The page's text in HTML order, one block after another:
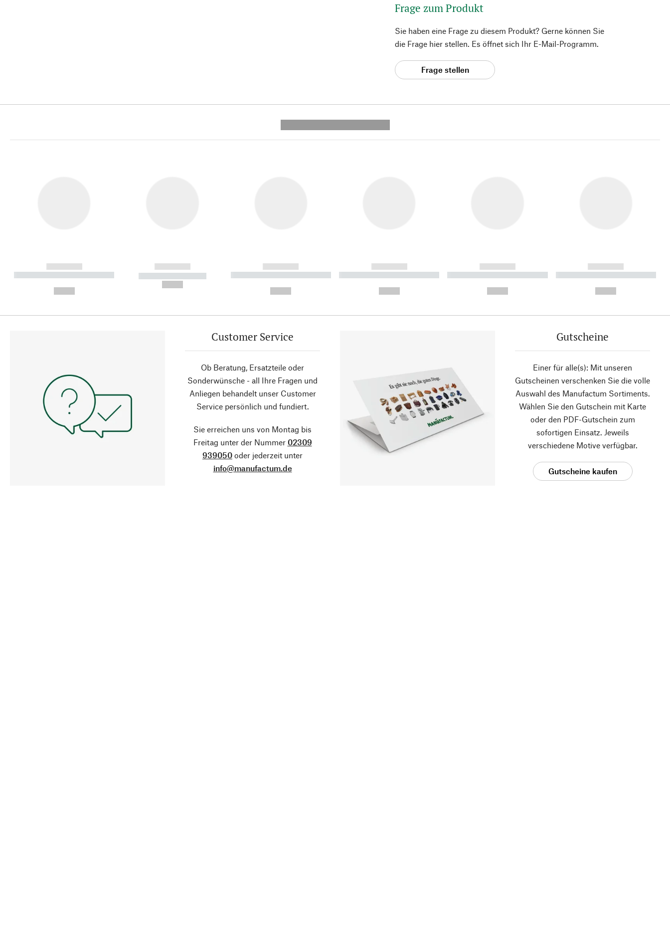
Frage zum Produkt
Sie haben eine Frage zu diesem Produkt? Gerne können Sie
die Frage hier stellen. Es öffnet sich Ihr E-Mail-Programm.
Frage stellen
------------
----------- ----------- ----------
------------
----------- -----------
------------
----------- ----------- ----------
------------
----------- ----------- ----------
------------
----------- ----------- ----------
------------
----------- ----------- ----------
Customer Service
Ob Beratung, Ersatzteile oder
Sonderwünsche - all Ihre Fragen und
Anliegen behandelt unser Customer
Service persönlich und fundiert.
Sie erreichen uns von Montag bis
Freitag unter der Nummer 02309
939050 oder jederzeit unter
info@manufactum.de
Gutscheine
Einer für alle(s): Mit unseren
Gutscheinen verschenken Sie die volle
Auswahl des Manufactum Sortiments.
Wählen Sie den Gutschein mit Karte
oder den PDF-Gutschein zum
sofortigen Einsatz. Jeweils
verschiedene Motive verfügbar.
Gutscheine kaufen